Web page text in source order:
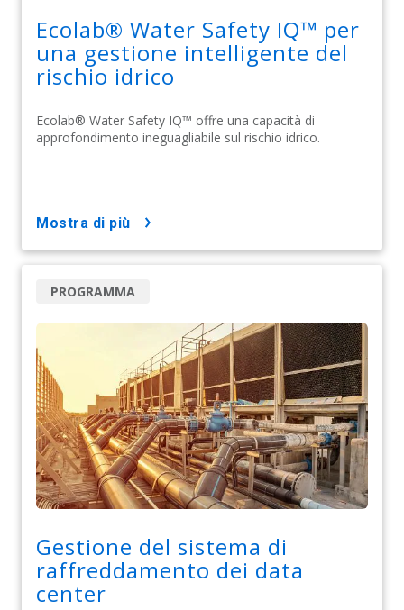
Ecolab® Water Safety IQ™ per
una gestione intelligente del
rischio idrico
Ecolab® Water Safety IQ™ offre una capacità di
approfondimento ineguagliabile sul rischio idrico.
mostra di più
Gestione del sistema di
raffreddamento dei data
center
PROGRAMMA